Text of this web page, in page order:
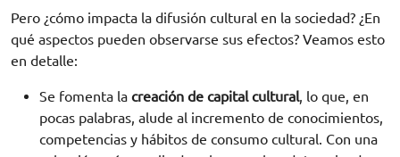
Pero ¿cómo impacta la difusión cultural en la sociedad? ¿En
qué aspectos pueden observarse sus efectos? Veamos esto
en detalle:
Se fomenta la creación de capital cultural , lo que, en
pocas palabras, alude al incremento de conocimientos,
competencias y hábitos de consumo cultural. Con una